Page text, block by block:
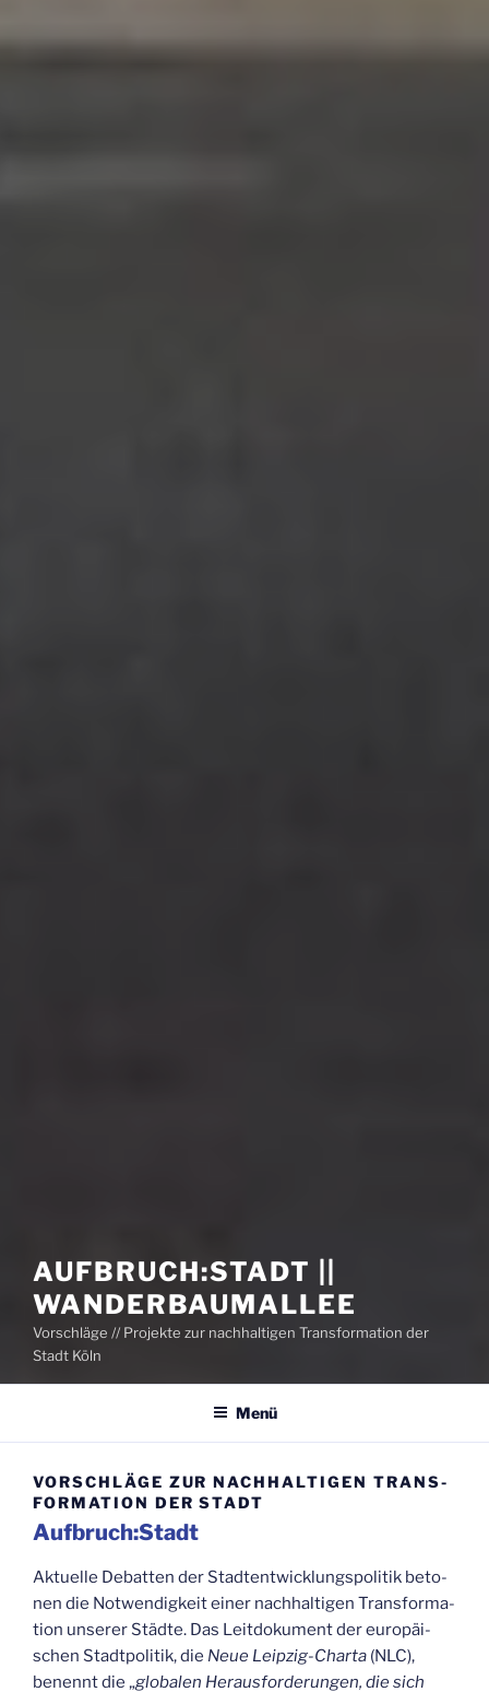
AUFBRUCH:STADT ||
WANDERBAUMALLEE
Vorschläge // Projekte zur nachhaltigen Transformation der
Stadt Köln
Menü
VOR­SCHLÄ­GE ZUR NACH­HAL­TI­GEN TRANS­
FOR­MA­TI­ON DER STADT
Aufbruch:Stadt
Aktu­el­le Debat­ten der Stadt­ent­wick­lungs­po­li­tik beto­
nen die Not­wen­dig­keit einer nach­hal­ti­gen Trans­for­ma­
ti­on unse­rer Städ­te. Das Leit­do­ku­ment der euro­päi­
schen Stadt­po­li­tik, die Neue Leip­zig-Char­ta (NLC),
benennt die „glo­ba­len Her­aus­for­de­run­gen, die sich